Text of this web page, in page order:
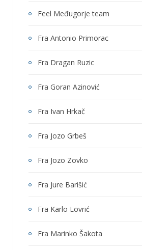
Feel Međugorje team
Fra Antonio Primorac
Fra Dragan Ruzic
Fra Goran Azinović
Fra Ivan Hrkač
Fra Jozo Grbeš
Fra Jozo Zovko
Fra Jure Barišić
Fra Karlo Lovrić
Fra Marinko Šakota